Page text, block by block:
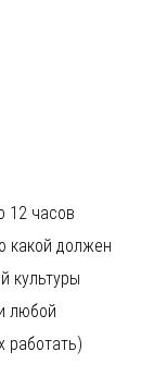
12 часов
какой должен
культуры
любой
работать)